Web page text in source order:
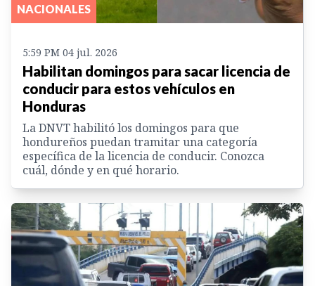
NACIONALES
5:59 PM 04 jul. 2026
Habilitan domingos para sacar licencia de
conducir para estos vehículos en
Honduras
La DNVT habilitó los domingos para que
hondureños puedan tramitar una categoría
específica de la licencia de conducir. Conozca
cuál, dónde y en qué horario.